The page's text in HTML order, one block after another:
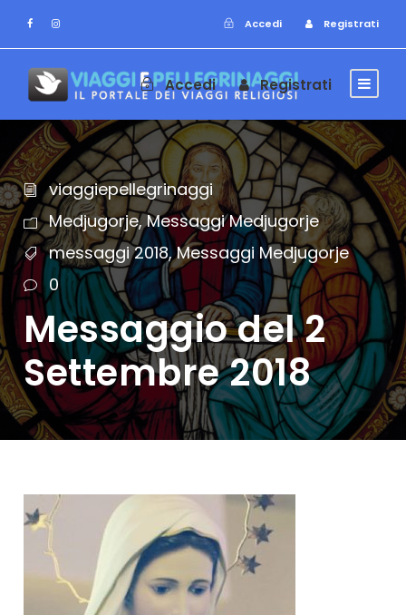
Accedi Registrati
Accedi Registrati
viaggiepellegrinaggi
Medjugorje, Messaggi Medjugorje
messaggi 2018, Messaggi Medjugorje
0
Messaggio del 2
Settembre 2018